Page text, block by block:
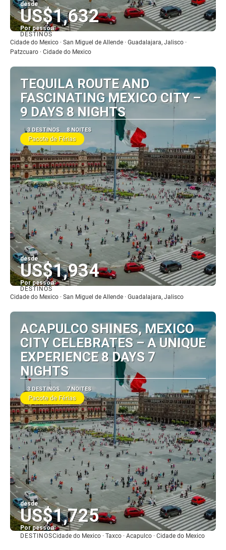
desde
US$1,632
Por pessoa
Vejo
DESTINOS
Cidade do Mexico · San Miguel de Allende · Guadalajara, Jalisco ·
Patzcuaro · Cidade do Mexico
TEQUILA ROUTE AND
FASCINATING MEXICO CITY –
9 DAYS 8 NIGHTS
3 DESTINOS 8 NOITES
Pacote de Férias
desde
US$1,934
Por pessoa
Vejo
DESTINOS
Cidade do Mexico · San Miguel de Allende · Guadalajara, Jalisco
ACAPULCO SHINES, MEXICO
CITY CELEBRATES – A UNIQUE
EXPERIENCE 8 DAYS 7
NIGHTS
3 DESTINOS 7 NOITES
Pacote de Férias
desde
US$1,725
Por pessoa
DESTINOSCidade do Mexico · Taxco · Acapulco · Cidade do Mexico